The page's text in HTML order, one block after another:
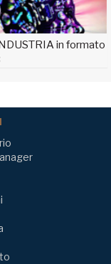
in formato